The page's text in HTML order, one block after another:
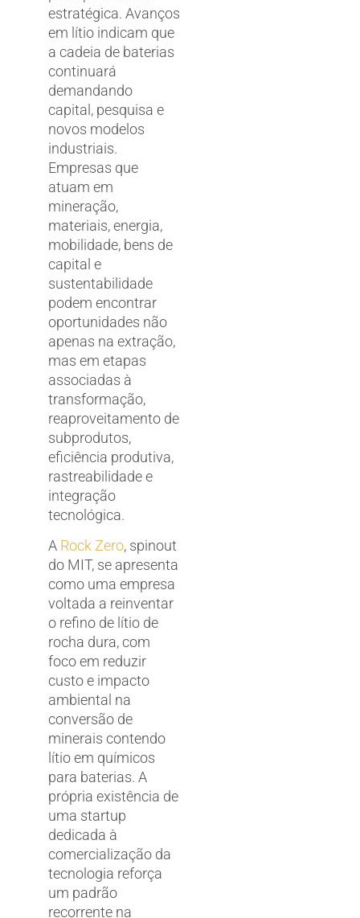
estratégica. Avanços
em lítio indicam que
a cadeia de baterias
continuará
demandando
capital, pesquisa e
novos modelos
industriais.
Empresas que
atuam em
mineração,
materiais, energia,
mobilidade, bens de
capital e
sustentabilidade
podem encontrar
oportunidades não
apenas na extração,
mas em etapas
associadas à
transformação,
reaproveitamento de
subprodutos,
eficiência produtiva,
rastreabilidade e
integração
tecnológica.
A Rock Zero, spinout
do MIT, se apresenta
como uma empresa
voltada a reinventar
o refino de lítio de
rocha dura, com
foco em reduzir
custo e impacto
ambiental na
conversão de
minerais contendo
lítio em químicos
para baterias. A
própria existência de
uma startup
dedicada à
comercialização da
tecnologia reforça
um padrão
recorrente na